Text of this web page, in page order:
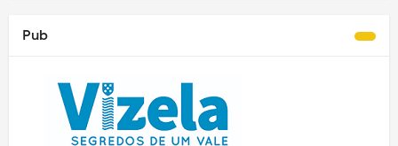
Pub